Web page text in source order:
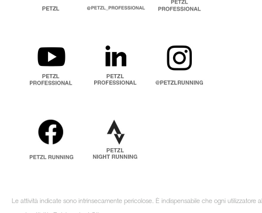
Le attività indicate sono intrinsecamente pericolose. È indispensabile che ogni utilizzatore